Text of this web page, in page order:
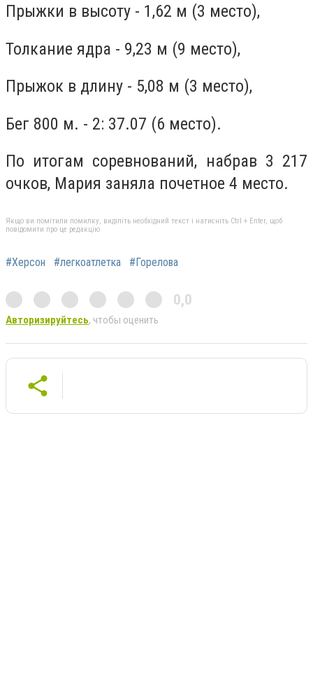
Прыжки в высоту - 1,62 м (3 место),
Толкание ядра - 9,23 м (9 место),
Прыжок в длину - 5,08 м (3 место),
Бег 800 м. - 2: 37.07 (6 место).
По итогам соревнований, набрав 3 217
очков, Мария заняла почетное 4 место.
Якщо ви помітили помилку, виділіть необхідний текст і натисніть Ctrl + Enter, щоб
повідомити про це редакцію
#Херсон #легкоатлетка #Горелова
0,0
Авторизируйтесь, чтобы оценить